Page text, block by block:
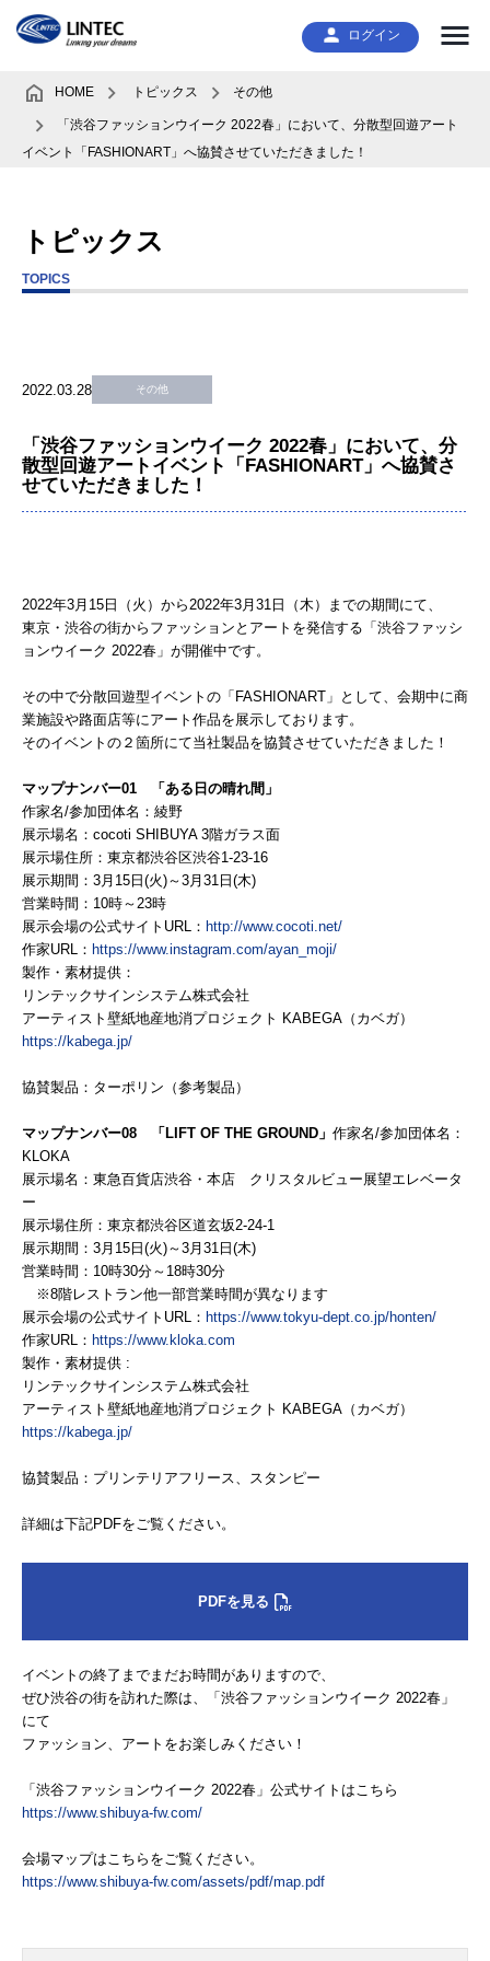
ログイン
HOME トピックス その他
「渋谷ファッションウイーク 2022春」において、分散型回遊アート
イベント「FASHIONART」へ協賛させていただきました！
トピックス
TOPICS
2022.03.28 その他
「渋谷ファッションウイーク 2022春」において、分
散型回遊アートイベント「FASHIONART」へ協賛さ
せていただきました！
2022年3月15日（火）から2022年3月31日（木）までの期間にて、
東京・渋谷の街からファッションとアートを発信する「渋谷ファッシ
ョンウイーク 2022春」が開催中です。
その中で分散回遊型イベントの「FASHIONART」として、会期中に商
業施設や路面店等にアート作品を展示しております。
そのイベントの２箇所にて当社製品を協賛させていただきました！
マップナンバー01 「ある日の晴れ間」
作家名/参加団体名：綾野
展示場名：cocoti SHIBUYA 3階ガラス面
展示場住所：東京都渋谷区渋谷1-23-16
展示期間：3月15日(火)～3月31日(木)
営業時間：10時～23時
展示会場の公式サイトURL： http://www.cocoti.net/
作家URL： https://www.instagram.com/ayan_moji/
製作・素材提供：
リンテックサインシステム株式会社
アーティスト壁紙地産地消プロジェクト KABEGA（カベガ）
https://kabega.jp/
協賛製品：ターポリン（参考製品）
マップナンバー08 「LIFT OF THE GROUND」 作家名/参加団体名：
KLOKA
展示場名：東急百貨店渋谷・本店 クリスタルビュー展望エレベータ
ー
展示場住所：東京都渋谷区道玄坂2-24-1
展示期間：3月15日(火)～3月31日(木)
営業時間：10時30分～18時30分
※8階レストラン他一部営業時間が異なります
展示会場の公式サイトURL： https://www.tokyu-dept.co.jp/honten/
作家URL： https://www.kloka.com
製作・素材提供 :
リンテックサインシステム株式会社
アーティスト壁紙地産地消プロジェクト KABEGA（カベガ）
https://kabega.jp/
協賛製品：プリンテリアフリース、スタンピー
詳細は下記PDFをご覧ください。
PDFを見る
イベントの終了までまだお時間がありますので、
ぜひ渋谷の街を訪れた際は、「渋谷ファッションウイーク 2022春」
にて
ファッション、アートをお楽しみください！
「渋谷ファッションウイーク 2022春」公式サイトはこちら
https://www.shibuya-fw.com/
会場マップはこちらをご覧ください。
https://www.shibuya-fw.com/assets/pdf/map.pdf